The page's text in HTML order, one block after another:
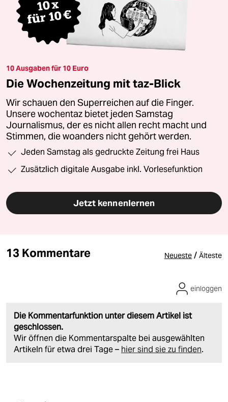
10 Ausgaben für 10 Euro
Die Wochenzeitung mit taz-Blick
Wir schauen den Superreichen auf die Finger.
Unsere wochentaz bietet jeden Samstag
Journalismus, der es nicht allen recht macht und
Stimmen, die woanders nicht gehört werden.
Jeden Samstag als gedruckte Zeitung frei Haus
Zusätzlich digitale Ausgabe inkl. Vorlesefunktion
Jetzt kennenlernen
13 Kommentare Neueste / Älteste
Die Kommentarfunktion unter diesem Artikel ist
geschlossen.
Wir öffnen die Kommentarspalte bei ausgewählten
Artikeln für etwa drei Tage – hier sind sie zu finden.
einloggen